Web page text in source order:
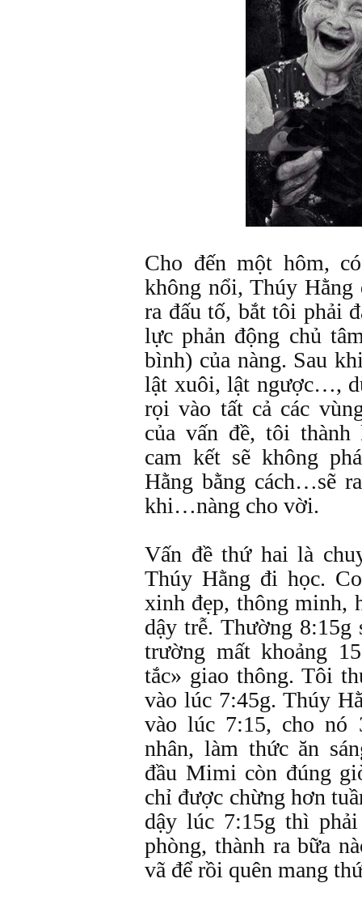
Cho đến một hôm,
không nổi, Thúy Hằng
ra đấu tố, bắt tôi phải
lực phản động chủ
bình) của nàng. Sau
lật xuôi, lật ngược…,
rọi vào tất cả các
của vấn đề, tôi thành
cam kết sẽ không
Hằng bằng cách…sẽ
khi…nàng cho vời.
Vấn đề thứ hai là
Thúy Hằng đi học.
xinh đẹp, thông minh,
dậy trễ. Thường 8:15g
trường mất khoảng
tắc» giao thông. Tôi
vào lúc 7:45g. Thúy
vào lúc 7:15, cho nó
nhân, làm thức ăn
đầu Mimi còn đúng
chỉ được chừng hơn
dậy lúc 7:15g thì
phòng, thành ra bữa
vã để rồi quên mang